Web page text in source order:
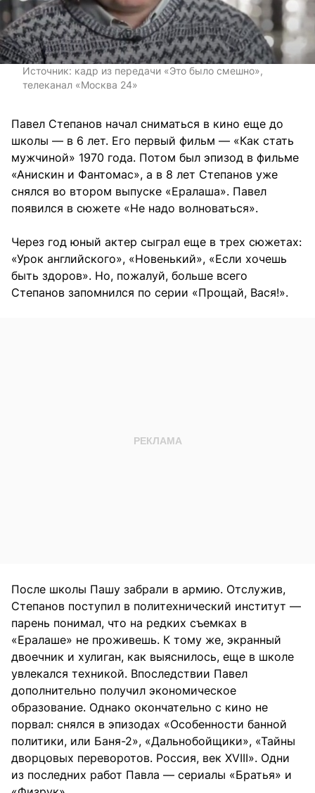
Источник: кадр из передачи «Это было смешно»,
телеканал «Москва 24»
Павел Степанов начал сниматься в кино еще до
школы — в 6 лет. Его первый фильм — «Как стать
мужчиной» 1970 года. Потом был эпизод в фильме
«Анискин и Фантомас», а в 8 лет Степанов уже
снялся во втором выпуске «Ералаша». Павел
появился в сюжете «Не надо волноваться».
Через год юный актер сыграл еще в трех сюжетах:
«Урок английского», «Новенький», «Если хочешь
быть здоров». Но, пожалуй, больше всего
Степанов запомнился по серии «Прощай, Вася!».
После школы Пашу забрали в армию. Отслужив,
Степанов поступил в политехнический институт —
парень понимал, что на редких съемках в
«Ералаше» не проживешь. К тому же, экранный
двоечник и хулиган, как выяснилось, еще в школе
увлекался техникой. Впоследствии Павел
дополнительно получил экономическое
образование. Однако окончательно с кино не
порвал: снялся в эпизодах «Особенности банной
политики, или Баня-2», «Дальнобойщики», «Тайны
дворцовых переворотов. Россия, век XVIII». Одни
из последних работ Павла — сериалы «Братья» и